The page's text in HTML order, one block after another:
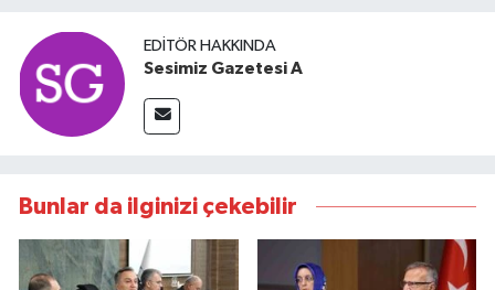
EDITÖR HAKKINDA
Sesimiz Gazetesi A
Bunlar da ilginizi çekebilir